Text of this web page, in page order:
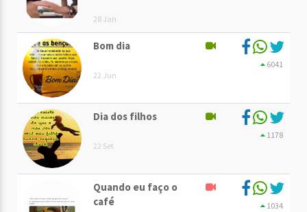
28 Jan
Bom dia
22 Jun
6041
Dia dos filhos
22 Set
1178
Quando eu faço o
café
1034